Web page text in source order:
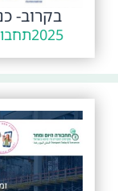
בקרוב-
2025